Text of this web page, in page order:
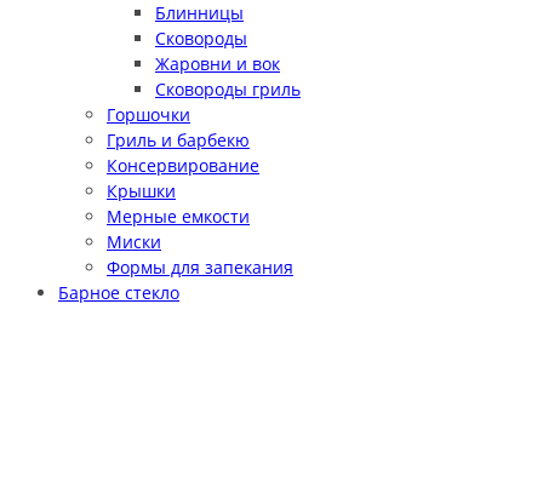
Блинницы
Сковороды
Жаровни и вок
Сковороды гриль
Горшочки
Гриль и барбекю
Консервирование
Крышки
Мерные емкости
Миски
Формы для запекания
Барное стекло